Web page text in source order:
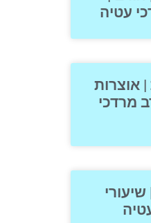
עטיה
אוצרות
מרדכי